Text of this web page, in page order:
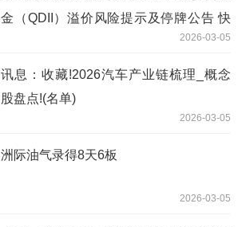
金（QDII）溢价风险提示及停牌公告 快
2026-03-05
讯息：收藏!2026汽车产业链梳理_概念
股盘点!(名单)
2026-03-05
洲际油气录得8天6板
2026-03-05